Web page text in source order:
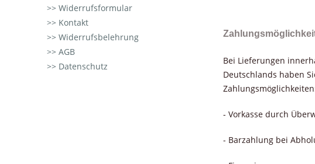
Widerrufsformular
Kontakt
Widerrufsbelehrung
AGB
Datenschutz
Bei Lieferungen
Deutschlands haben
- Vorkasse durch
- Barzahlung bei